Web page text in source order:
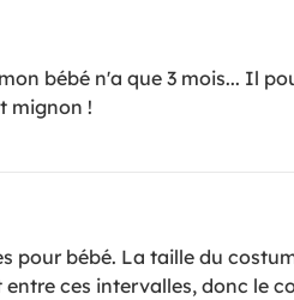
bébé n'a que 3 mois... Il
mignon !
pour bébé. La taille du
ces intervalles, donc le